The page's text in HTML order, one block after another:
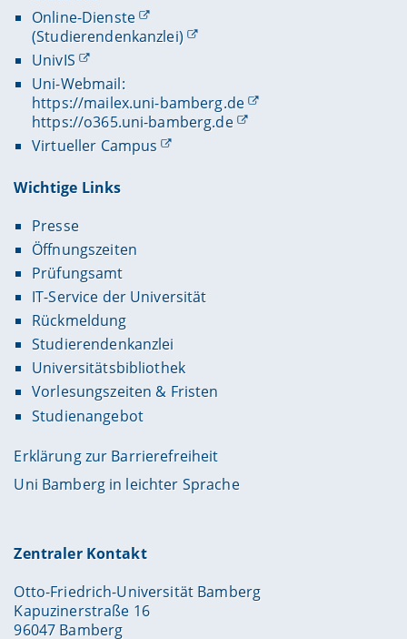
Online-Dienste
(Studierendenkanzlei)
UnivIS
Uni-Webmail:
https://mailex.uni-bamberg.de
https://o365.uni-bamberg.de
Virtueller Campus
Wichtige Links
Presse
Öffnungszeiten
Prüfungsamt
IT-Service der Universität
Rückmeldung
Studierendenkanzlei
Universitätsbibliothek
Vorlesungszeiten & Fristen
Studienangebot
Erklärung zur Barrierefreiheit
Uni Bamberg in leichter Sprache
Zentraler Kontakt
Otto-Friedrich-Universität Bamberg
Kapuzinerstraße 16
96047 Bamberg